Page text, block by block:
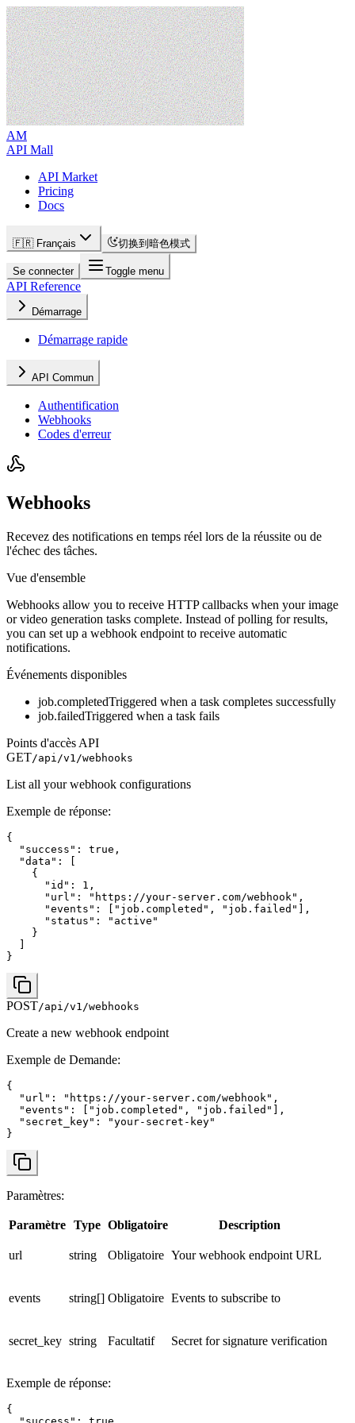
AM
API Mall
API Market
Pricing
Docs
🇫🇷 Français 切换到暗色模式
Se connecter Toggle menu
API Reference
Démarrage
Démarrage rapide
API Commun
Authentification
Webhooks
Codes d'erreur
Webhooks
Recevez des notifications en temps réel lors de la réussite ou de
l'échec des tâches.
Vue d'ensemble
Webhooks allow you to receive HTTP callbacks when your image
or video generation tasks complete. Instead of polling for results,
you can set up a webhook endpoint to receive automatic
notifications.
Événements disponibles
job.completedTriggered when a task completes successfully
job.failedTriggered when a task fails
Points d'accès API
GET/api/v1/webhooks
List all your webhook configurations
Exemple de réponse:
{
  "success": true,
  "data": [
    {
      "id": 1,
      "url": "https://your-server.com/webhook",
      "events": ["job.completed", "job.failed"],
      "status": "active"
    }
}
POST/api/v1/webhooks
Create a new webhook endpoint
Exemple de Demande:
{
  "url": "https://your-server.com/webhook",
  "events": ["job.completed", "job.failed"],
  "secret_key": "your-secret-key"
}
Paramètres:
Paramètre Type Obligatoire Description
url string Obligatoire Your webhook endpoint URL
events string[] Obligatoire Events to subscribe to
secret_key string Facultatif Secret for signature verification
Exemple de réponse:
{